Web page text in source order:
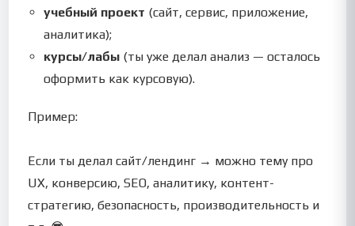
учебный проект (сайт, сервис, приложение,
аналитика);
курсы/лабы (ты уже делал анализ — осталось
оформить как курсовую).
Пример:
Если ты делал сайт/лендинг → можно тему про
UX, конверсию, SEO, аналитику, контент-
стратегию, безопасность, производительность и